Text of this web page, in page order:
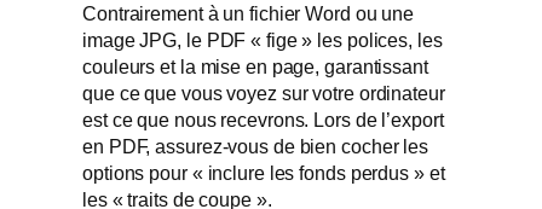
Contrairement à un fichier Word ou une
image JPG, le PDF « fige » les polices, les
couleurs et la mise en page, garantissant
que ce que vous voyez sur votre ordinateur
est ce que nous recevrons. Lors de l’export
en PDF, assurez-vous de bien cocher les
options pour « inclure les fonds perdus » et
les « traits de coupe ».